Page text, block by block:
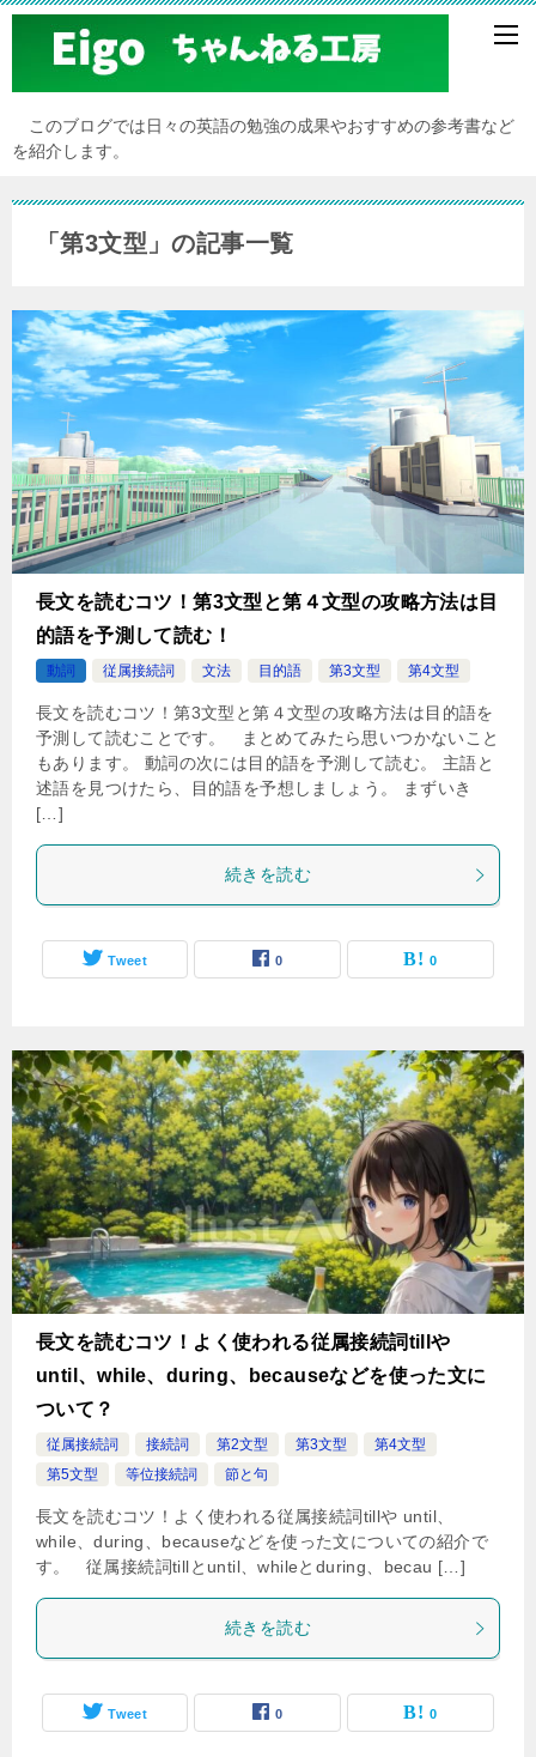
このブログでは日々の英語の勉強の成果やおすすめの参考書など
を紹介します。
「第3文型」の記事一覧
長文を読むコツ！第3文型と第４文型の攻略方法は目
的語を予測して読む！
動詞 従属接続詞 文法 目的語 第3文型 第4文型
長文を読むコツ！第3文型と第４文型の攻略方法は目的語を
予測して読むことです。 まとめてみたら思いつかないこと
もあります。 動詞の次には目的語を予測して読む。 主語と
述語を見つけたら、目的語を予想しましょう。 まずいき
[…]
続きを読む
Tweet 0 0
長文を読むコツ！よく使われる従属接続詞tillや
until、while、during、becauseなどを使った文に
ついて？
従属接続詞 接続詞 第2文型 第3文型
第4文型
第5文型
等位接続詞 節と句
長文を読むコツ！よく使われる従属接続詞tillや until、
while、during、becauseなどを使った文についての紹介で
す。 従属接続詞tillとuntil、whileとduring、becau […]
続きを読む
Tweet 0 0